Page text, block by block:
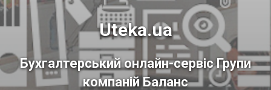
Uteka.ua
Бухгалтерський онлайн-сервіс Групи
компаній Баланс